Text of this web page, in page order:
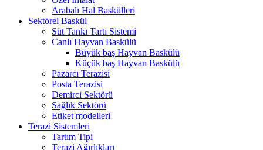
Arabalı Hal Baskülleri
Sektörel Baskül
Süt Tankı Tartı Sistemi
Canlı Hayvan Baskülü
Büyük baş Hayvan Baskülü
Küçük baş Hayvan Baskülü
Pazarcı Terazisi
Posta Terazisi
Demirci Sektörü
Sağlık Sektörü
Etiket modelleri
Terazi Sistemleri
Tartım Tipi
Terazi Ağırlıkları